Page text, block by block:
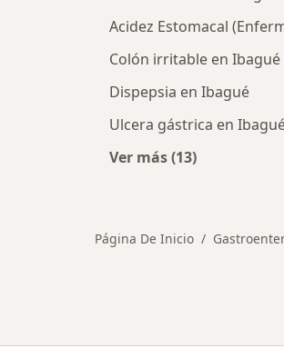
Acidez Estomacal
Colón irritable en Ibagué
Dispepsia en Ibagué
Ulcera gástrica en
Ver más (13)
Página De Inicio